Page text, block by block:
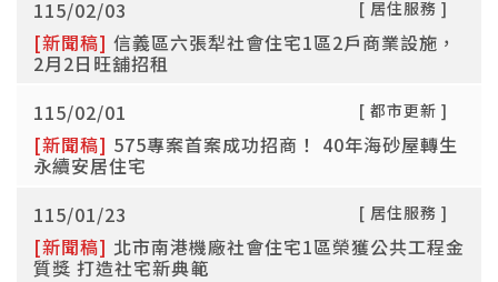
[新聞稿] 信義區六張犁社會住宅1區2戶商業設施，
2月2日旺舖招租
[ 居住服務 ]
115/02/03
[新聞稿] 575專案首案成功招商！ 40年海砂屋轉生
永續安居住宅
[ 都市更新 ]
115/02/01
[新聞稿] 北市南港機廠社會住宅1區榮獲公共工程金
質獎 打造社宅新典範
[ 居住服務 ]
115/01/23